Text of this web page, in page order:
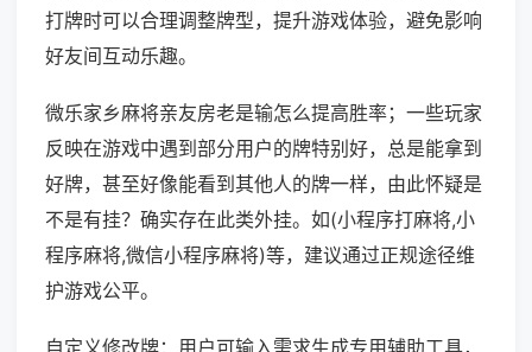
打牌时可以合理调整牌型，提升游戏体验，避免影响
好友间互动乐趣。
微乐家乡麻将亲友房老是输怎么提高胜率；一些玩家
反映在游戏中遇到部分用户的牌特别好，总是能拿到
好牌，甚至好像能看到其他人的牌一样，由此怀疑是
不是有挂？确实存在此类外挂。如(小程序打麻将,小
程序麻将,微信小程序麻将)等，建议通过正规途径维
护游戏公平。